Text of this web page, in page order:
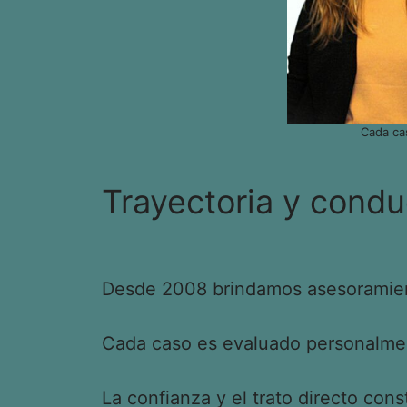
Cada
Trayectoria y
Desde 2008 brindamos
Cada caso es evaluado
La confianza y el trato directo